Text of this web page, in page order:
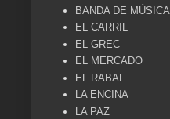
BANDA DE MÚSICA
EL CARRIL
EL GREC
EL MERCADO
EL RABAL
LA ENCINA
LA PAZ